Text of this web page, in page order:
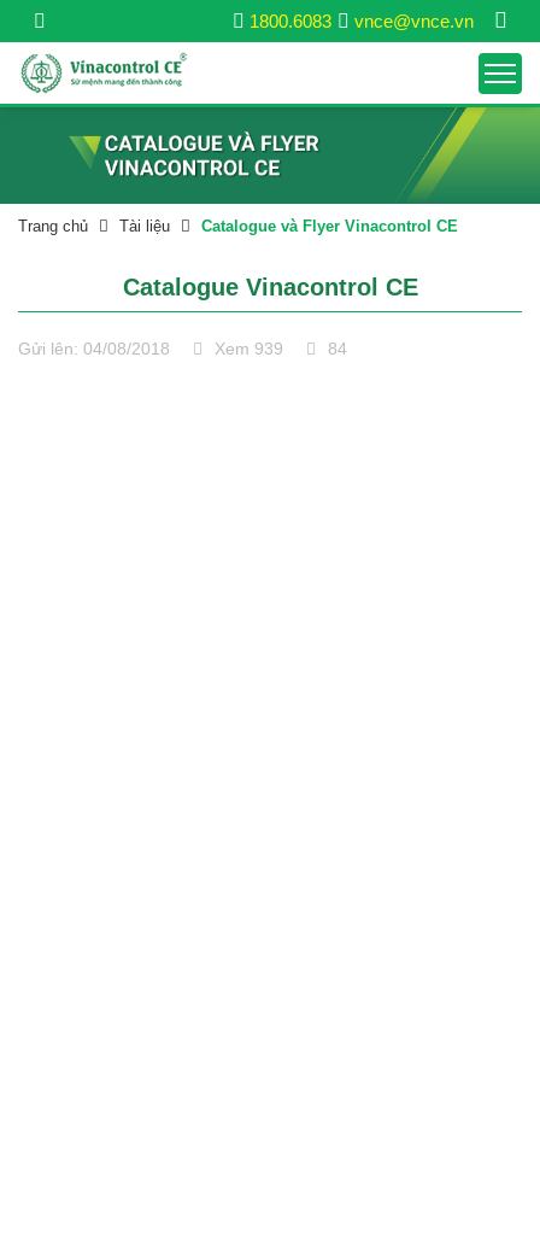
vnce@vnce.vn
1800.6083
Trang chủ Tài liệu Catalogue và Flyer Vinacontrol CE
Catalogue Vinacontrol CE
Gửi lên: 04/08/2018 Xem 939 84